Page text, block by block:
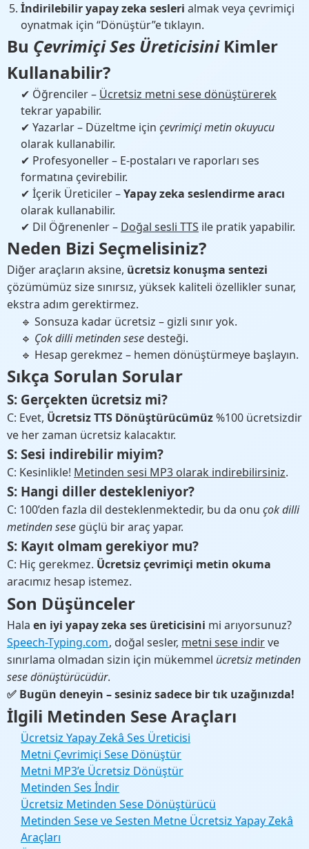
İndirilebilir yapay zeka sesleri almak veya çevrimiçi
oynatmak için “Dönüştür”e tıklayın.
Bu Çevrimiçi Ses ÜreticisiniKimler
Kullanabilir?
✔ Öğrenciler – Ücretsiz metni sese dönüştürerek
tekrar yapabilir.
✔ Yazarlar – Düzeltme için çevrimiçi metin okuyucu
olarak kullanabilir.
✔ Profesyoneller – E-postaları ve raporları ses
formatına çevirebilir.
✔ İçerik Üreticiler –Yapay zeka seslendirme aracı
olarak kullanabilir.
✔ Dil Öğrenenler – Doğal sesli TTS ile pratik yapabilir.
Neden Bizi Seçmelisiniz?
Diğer araçların aksine, ücretsiz konuşma sentezi
çözümümüz size sınırsız, yüksek kaliteli özellikler sunar,
ekstra adım gerektirmez.
🔹 Sonsuza kadar ücretsiz – gizli sınır yok.
🔹 Çok dilli metinden sese desteği.
🔹 Hesap gerekmez – hemen dönüştürmeye başlayın.
Sıkça Sorulan Sorular
S: Gerçekten ücretsiz mi?
C: Evet, Ücretsiz TTS Dönüştürücümüz%100 ücretsizdir
ve her zaman ücretsiz kalacaktır.
S: Sesi indirebilir miyim?
C: Kesinlikle! Metinden sesi MP3 olarak indirebilirsiniz.
S: Hangi diller destekleniyor?
C: 100’den fazla dil desteklenmektedir, bu da onu çok dilli
metinden sese güçlü bir araç yapar.
S: Kayıt olmam gerekiyor mu?
C: Hiç gerekmez. Ücretsiz çevrimiçi metin okuma
aracımız hesap istemez.
Son Düşünceler
Hala en iyi yapay zeka ses üreticisini mi arıyorsunuz?
Speech-Typing.com, doğal sesler, metni sese indirve
sınırlama olmadan sizin için mükemmel ücretsiz metinden
sese dönüştürücüdür.
✅ Bugün deneyin – sesiniz sadece bir tık uzağınızda!
İlgili Metinden Sese Araçları
Ücretsiz Yapay Zekâ Ses Üreticisi
Metni Çevrimiçi Sese Dönüştür
Metni MP3’e Ücretsiz Dönüştür
Metinden Ses İndir
Ücretsiz Metinden Sese Dönüştürücü
Metinden Sese ve Sesten Metne Ücretsiz Yapay Zekâ
Araçları